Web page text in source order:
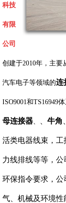
科技
有限
公司
创建于2010年，主要
汽车电子等领域的连
ISO9001和TS16949
母连接器 牛角
活类电器线束，
力线排线等等，公
环保指令要求，
气、机械及环境